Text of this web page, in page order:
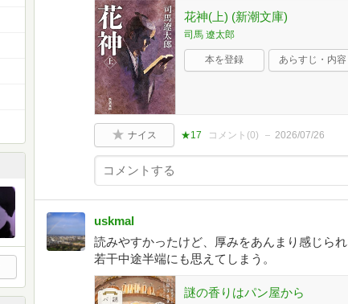
花神(上) (新潮文庫)
司馬 遼太郎
本を登録 あらすじ・内容
ナイス ★17 コメント(0) 2026/07/26
uskmal
読みやすかったけど、厚みをあんまり感じら
若干中途半端にも思えてしまう。
謎の香りはパン屋から